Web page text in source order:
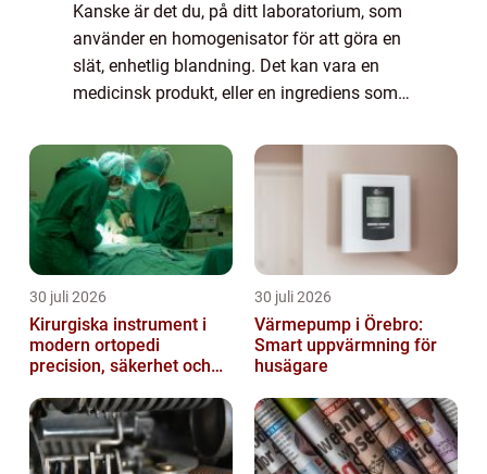
Kanske är det du, på ditt laboratorium, som
använder en homogenisator för att göra en
slät, enhetlig blandning. Det kan vara en
medicinsk produkt, eller en ingrediens som
fabriker och tillverkande industrier u...
30 juli 2026
Kirurgiska instrument i
modern ortopedi
precision, säkerhet och
30 juli 2026
Värmepump i Örebro:
Smart uppvärmning för
husägare